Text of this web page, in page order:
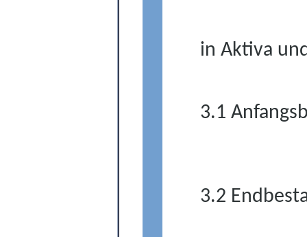
in Aktiva
3.1
3.2